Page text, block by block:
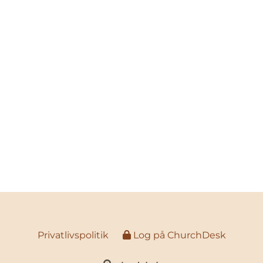
Privatlivspolitik Log på ChurchDesk